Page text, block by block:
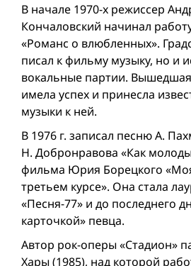
В начале 1970-х режиссер
Кончаловский начинал
«Романс о влюб­ленных».
писал к фильму музыку, но и
вокальные партии. Вышедшая
имела успех и принесла
музыки к ней.
В 1976 г. записал песню А.
Н. Добронравова «Как
фильма Юрия Борецкого
третьем курсе». Она стала
«Песня-77» и до последнего
карточкой» певца.
Автор рок-оперы «Стадион»
Хары (1985), над которой